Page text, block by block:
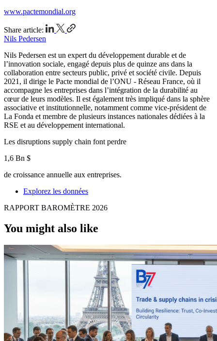
www.pactemondial.org
Share article:
Nils Pedersen
Nils Pedersen est un expert du développement durable et de
l’innovation sociale, engagé depuis plus de quinze ans dans la
collaboration entre secteurs public, privé et société civile. Depuis
2021, il dirige le Pacte mondial de l’ONU - Réseau France, où il
accompagne les entreprises dans l’intégration de la durabilité au
cœur de leurs modèles. Il est également très impliqué dans la sphère
associative et institutionnelle, notamment comme vice-président de
La Fonda et membre de plusieurs instances nationales dédiées à la
RSE et au développement international.
Les disruptions supply chain font perdre
1,6 Bn $
de croissance annuelle aux entreprises.
Explorez les données
RAPPORT BAROMÈTRE 2026
You might also like